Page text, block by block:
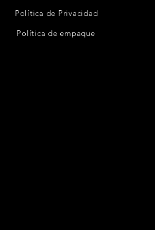
Política de Privacidad
Política de empaque